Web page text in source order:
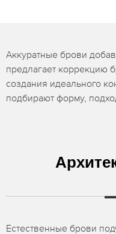
Аккуратные брови
предлагает коррекцию
создания идеального
подбирают форму,
Естественные брови